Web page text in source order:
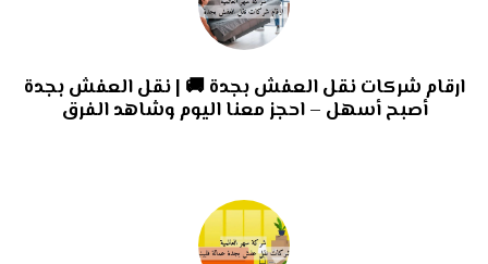
ارقام شركات نقل العفش بجدة 🚚 | نقل العفش بجدة
أصبح أسهل – احجز معنا اليوم وشاهد الفرق